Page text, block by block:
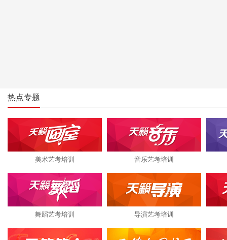
热点专题
美术艺考培训 音乐艺考培训
舞蹈艺考培训 导演艺考培训